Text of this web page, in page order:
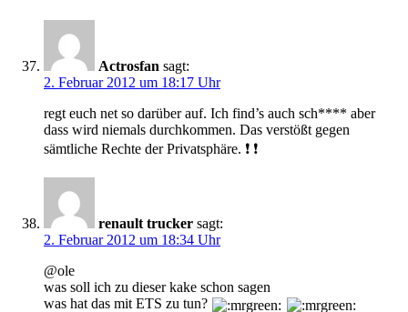
Actrosfan sagt:
2. Februar 2012 um 18:17 Uhr
regt euch net so darüber auf. Ich find’s auch sch**** aber
dass wird niemals durchkommen. Das verstößt gegen
sämtliche Rechte der Privatsphäre. ❗ ❗
renault trucker sagt:
2. Februar 2012 um 18:34 Uhr
@ole
was soll ich zu dieser kake schon sagen
was hat das mit ETS zu tun?